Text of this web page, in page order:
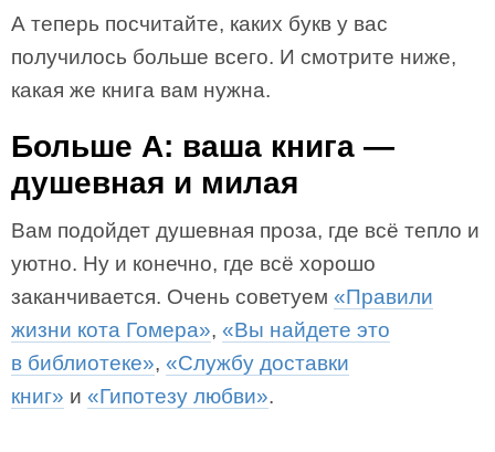
А теперь посчитайте, каких букв у вас
получилось больше всего. И смотрите ниже,
какая же книга вам нужна.
Больше А: ваша книга —
душевная и милая
Вам подойдет душевная проза, где всё тепло и
уютно. Ну и конечно, где всё хорошо
заканчивается. Очень советуем «Правили
жизни кота Гомера», «Вы найдете это
в библиотеке», «Службу доставки
книг» и «Гипотезу любви».